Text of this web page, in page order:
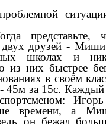
представьте,
двух друзей -
школах и
из них быстрее
в своём
45м за 15с. Каждый
времени, а
он бежал